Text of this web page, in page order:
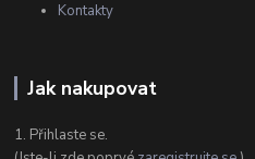
Kontakty
Jak nakupovat
1. Přihlaste se.